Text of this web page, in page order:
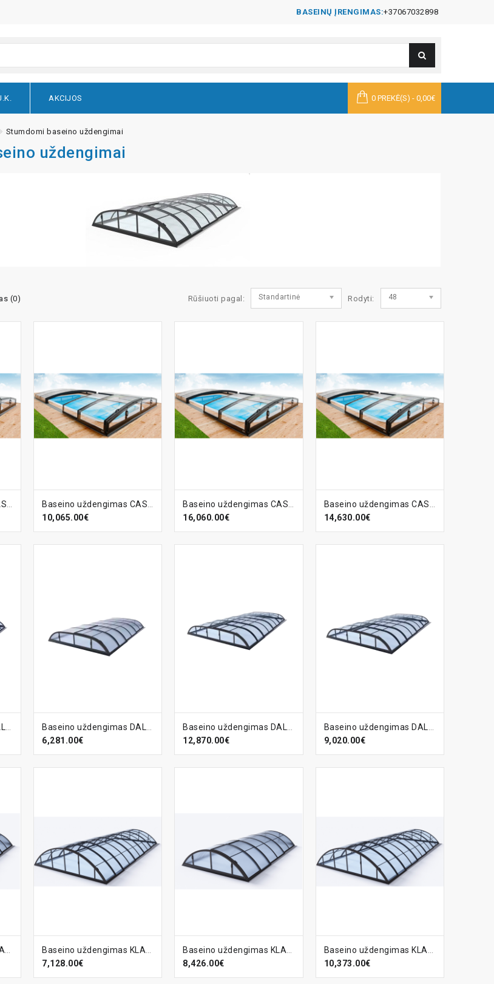
BASEINŲ ĮRENGIMAS:+37067032898
AKCIJOS 0 PREKĖ(S) - 0,00€
Stumdomi baseino uždengimai
uždengimai
(0) Rūšiuoti pagal: Standartinė Rodyti: 48
Baseino uždengimas CASABLANCA Infinity-A
Į KREPŠELĮ
Baseino uždengimas CASABLANCA Infinity-A
10,065.00€
Į KREPŠELĮ
Baseino uždengimas CASABLANCA Infinity-B
16,060.00€
Į KREPŠELĮ
Baseino uždengimas CASABLANCA Infinity-B
14,630.00€
Baseino uždengimas DALLAS-A CLEAR, DB703
Į KREPŠELĮ
Baseino uždengimas DALLAS-A, DB703
6,281.00€
Į KREPŠELĮ
Baseino uždengimas DALLAS-B CLEAR, DB703
12,870.00€
Į KREPŠELĮ
Baseino uždengimas DALLAS-B, DB703
9,020.00€
Baseino uždengimas KLASIK-A
Į KREPŠELĮ
Baseino uždengimas KLASIK-A CLEAR
7,128.00€
Į KREPŠELĮ
Baseino uždengimas KLASIK-B
8,426.00€
Į KREPŠELĮ
Baseino uždengimas KLASIK-B CLEAR
10,373.00€